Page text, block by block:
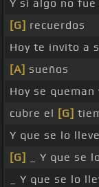
Y si algo no fue
[G] recuerdos
Hoy te invito a
[A] sueños
Hoy se queman
cubre el [G]
Y que se lo
[G]
_ Y que se
_ Y que se lo